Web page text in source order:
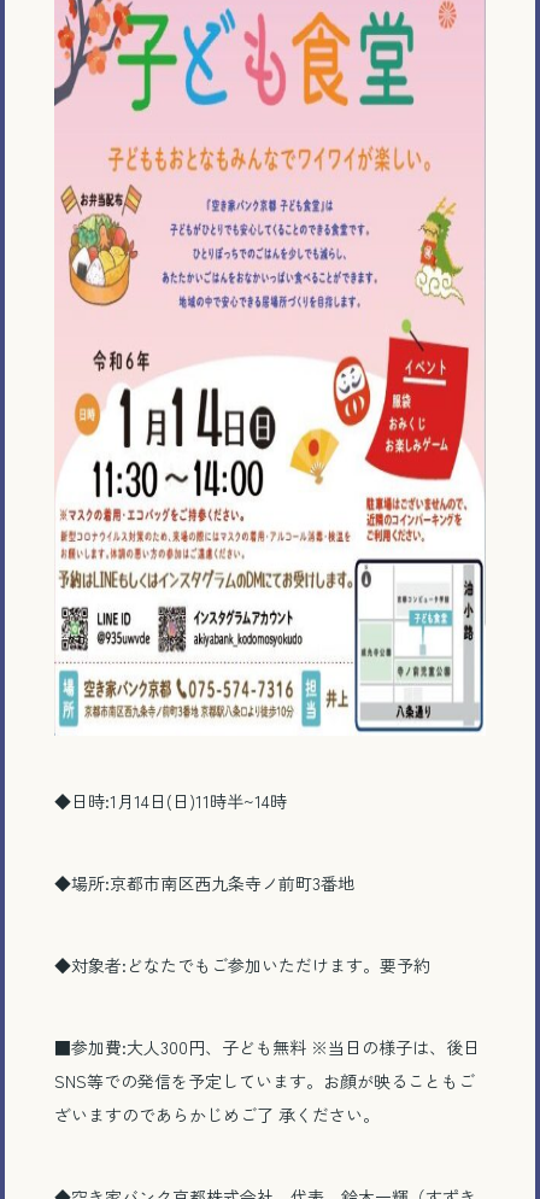
◆日時:1月14日(日)11時半~14時
◆場所:京都市南区西九条寺ノ前町3番地
◆対象者:どなたでもご参加いただけます。要予約
■参加費:大人300円、子ども無料 ※当日の様子は、後日
SNS等での発信を予定しています。お顔が映ることもご
ざいますのであらかじめご了 承ください。